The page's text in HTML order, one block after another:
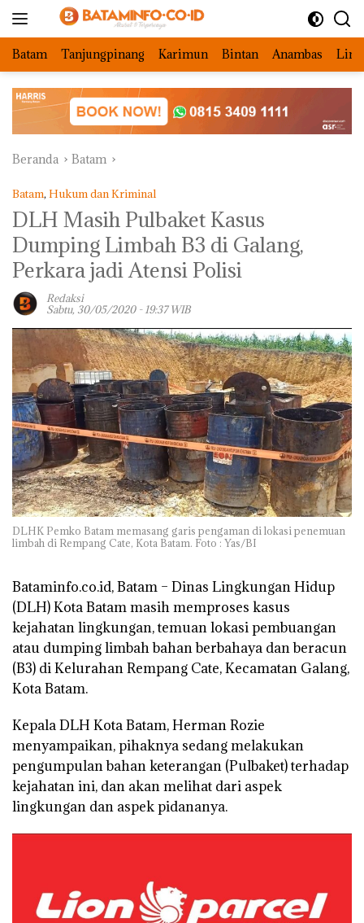
Batam Tanjungpinang Karimun Bintan Anambas
Beranda Batam
Batam, Hukum dan Kriminal
DLH Masih Pulbaket Kasus
Dumping Limbah B3 di Galang,
Perkara jadi Atensi Polisi
Redaksi
Sabtu, 30/05/2020 - 19:37 WIB
DLHK Pemko Batam memasang garis pengaman di lokasi penemuan
limbah di Rempang Cate, Kota Batam. Foto : Yas/BI
Bataminfo.co.id, Batam – Dinas Lingkungan Hidup
(DLH) Kota Batam masih memproses kasus
kejahatan lingkungan, temuan lokasi pembuangan
atau dumping limbah bahan berbahaya dan beracun
(B3) di Kelurahan Rempang Cate, Kecamatan Galang,
Kota Batam.
Kepala DLH Kota Batam, Herman Rozie
menyampaikan, pihaknya sedang melakukan
pengumpulan bahan keterangan (Pulbaket) terhadap
kejahatan ini, dan akan melihat dari aspek
lingkungan dan aspek pidananya.